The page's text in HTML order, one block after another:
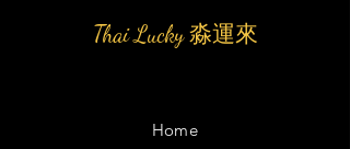
Thai Lucky 淼運來
Home